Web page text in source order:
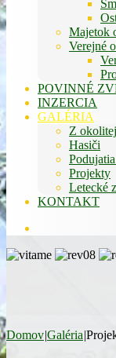
Majetok
Verejné
POVINNÉ
INZERCIA
GALÉRIA
Z
Hasiči
Projekty
Letecké
KONTAKT
Domov|Galéria|